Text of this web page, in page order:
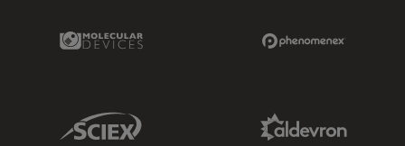
Molecular Devices Link
Sciex Link